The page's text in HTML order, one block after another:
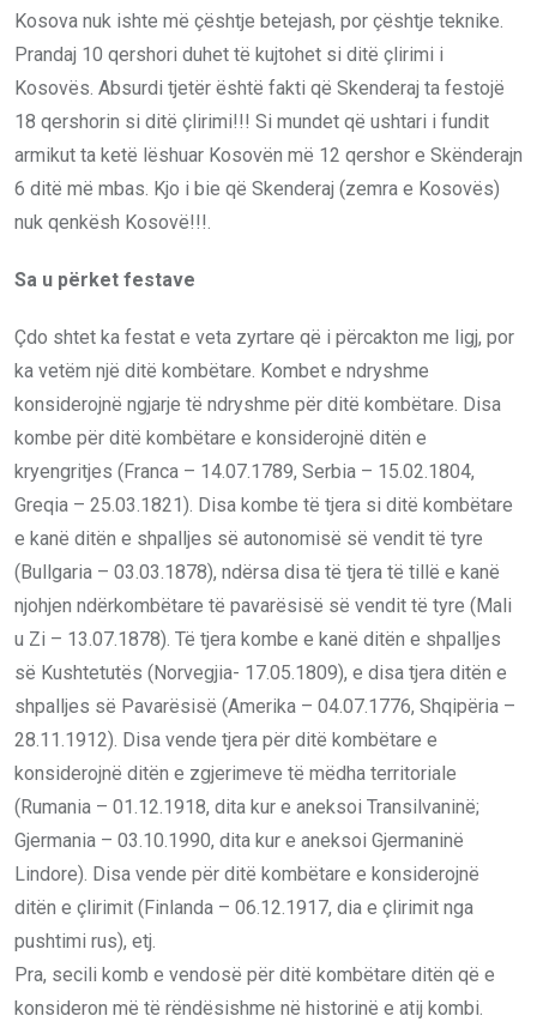
Kosova nuk ishte më çështje betejash, por çështje teknike.
Prandaj 10 qershori duhet të kujtohet si ditë çlirimi i
Kosovës. Absurdi tjetër është fakti që Skenderaj ta festojë
18 qershorin si ditë çlirimi!!! Si mundet që ushtari i fundit
armikut ta ketë lëshuar Kosovën më 12 qershor e Skënderajn
6 ditë më mbas. Kjo i bie që Skenderaj (zemra e Kosovës)
nuk qenkësh Kosovë!!!.
Sa u përket festave
Çdo shtet ka festat e veta zyrtare që i përcakton me ligj, por
ka vetëm një ditë kombëtare. Kombet e ndryshme
konsiderojnë ngjarje të ndryshme për ditë kombëtare. Disa
kombe për ditë kombëtare e konsiderojnë ditën e
kryengritjes (Franca – 14.07.1789, Serbia – 15.02.1804,
Greqia – 25.03.1821). Disa kombe të tjera si ditë kombëtare
e kanë ditën e shpalljes së autonomisë së vendit të tyre
(Bullgaria – 03.03.1878), ndërsa disa të tjera të tillë e kanë
njohjen ndërkombëtare të pavarësisë së vendit të tyre (Mali
u Zi – 13.07.1878). Të tjera kombe e kanë ditën e shpalljes
së Kushtetutës (Norvegjia- 17.05.1809), e disa tjera ditën e
shpalljes së Pavarësisë (Amerika – 04.07.1776, Shqipëria –
28.11.1912). Disa vende tjera për ditë kombëtare e
konsiderojnë ditën e zgjerimeve të mëdha territoriale
(Rumania – 01.12.1918, dita kur e aneksoi Transilvaninë;
Gjermania – 03.10.1990, dita kur e aneksoi Gjermaninë
Lindore). Disa vende për ditë kombëtare e konsiderojnë
ditën e çlirimit (Finlanda – 06.12.1917, dia e çlirimit nga
pushtimi rus), etj.
Pra, secili komb e vendosë për ditë kombëtare ditën që e
konsideron më të rëndësishme në historinë e atij kombi.